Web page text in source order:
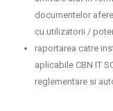
documentelor
cu utilizatorii /
raportarea catre
aplicabile CBN IT
reglementare si